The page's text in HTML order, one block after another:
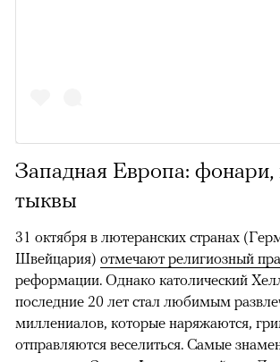
Западная Европа:
тыквы
31 октября в лютеранских странах
Швейцария) отмечают религиозный
реформации. Однако католический
последние 20 лет стал любимым
миллениалов, которые наряжаются,
отправляются веселиться. Самые